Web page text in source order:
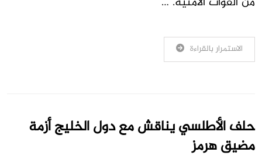
الاستمرار بالقراءة
حلف الأطلسي يناقش مع دول الخليج أزمة
مضيق هرمز